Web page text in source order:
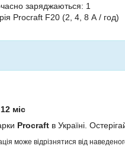
заряджаються: 1
Procraft F20 (2, 4, 8 А / год)
міс
Procraft в Україні.
може відрізнятися від